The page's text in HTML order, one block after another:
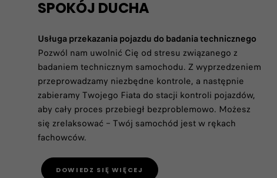
SPOKÓJ DUCHA
Usługa przekazania pojazdu do badania technicznego
Pozwól nam uwolnić Cię od stresu związanego z
badaniem technicznym samochodu. Z wyprzedzeniem
przeprowadzamy niezbędne kontrole, a następnie
zabieramy Twojego Fiata do stacji kontroli pojazdów,
aby cały proces przebiegł bezproblemowo. Możesz
się zrelaksować – Twój samochód jest w rękach
fachowców.
DOWIEDZ SIĘ WIĘCEJ